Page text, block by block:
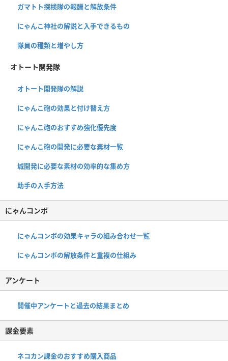
ガマトト探検隊の報酬と解放条件
にゃんこ神社の解説と入手できるもの
隊員の種類と増やし方
オトート開発隊
オトート開発隊の解説
にゃんこ砲の効果と付け替え方
にゃんこ砲のおすすめ強化優先度
にゃんこ砲の開発に必要な素材一覧
城開発に必要な素材の効率的な集め方
助手の入手方法
にゃんコンボ
にゃんコンボの効果キャラの組み合わせ一覧
にゃんコンボの解放条件と重複の仕組み
アンケート
開催中アンケートと過去の結果まとめ
課金要素
ネコカン課金のおすすめ購入商品